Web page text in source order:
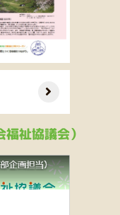
祉協議会）